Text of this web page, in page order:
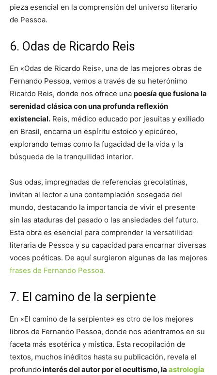
pieza esencial en la comprensión del universo literario
de Pessoa.
6. Odas de Ricardo Reis
En «Odas de Ricardo Reis», una de las mejores obras de
Fernando Pessoa, vemos a través de su heterónimo
Ricardo Reis, donde nos ofrece una poesía que fusiona la
serenidad clásica con una profunda reflexión
existencial. Reis, médico educado por jesuitas y exiliado
en Brasil, encarna un espíritu estoico y epicúreo,
explorando temas como la fugacidad de la vida y la
búsqueda de la tranquilidad interior.
Sus odas, impregnadas de referencias grecolatinas,
invitan al lector a una contemplación sosegada del
mundo, destacando la importancia de vivir el presente
sin las ataduras del pasado o las ansiedades del futuro.
Esta obra es esencial para comprender la versatilidad
literaria de Pessoa y su capacidad para encarnar diversas
voces poéticas. De aquí surgieron algunas de las mejores
frases de Fernando Pessoa.
7. El camino de la serpiente
En «El camino de la serpiente» es otro de los mejores
libros de Fernando Pessoa, donde nos adentramos en su
faceta más esotérica y mística. Esta recopilación de
textos, muchos inéditos hasta su publicación, revela el
profundo interés del autor por el ocultismo, la astrología